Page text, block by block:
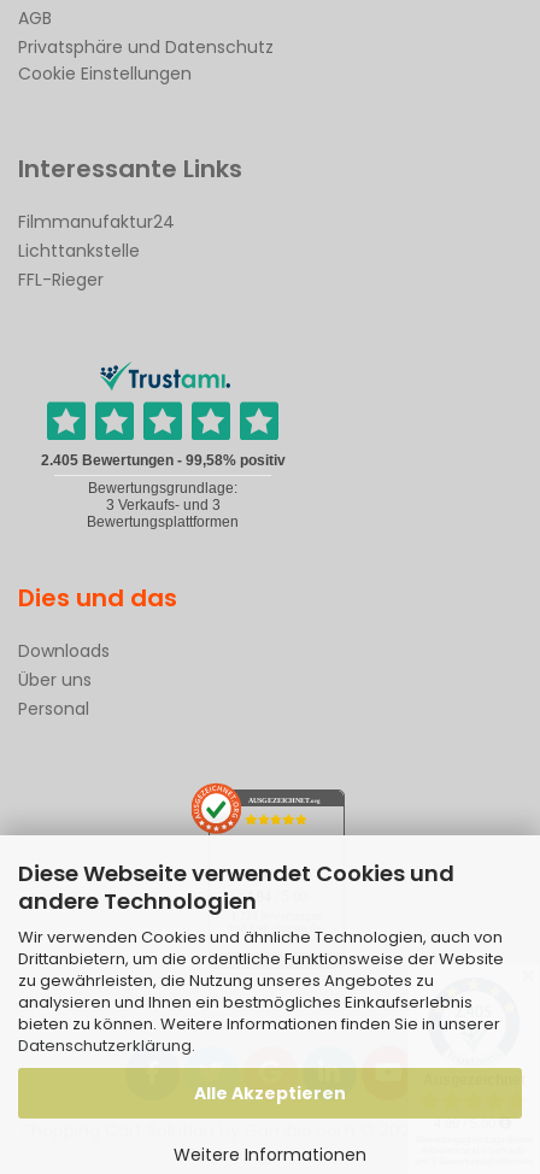
Diese Webseite verwendet Cookies und
andere Technologien
Wir verwenden Cookies und ähnliche Technologien, auch von
Drittanbietern, um die ordentliche Funktionsweise der Website
zu gewährleisten, die Nutzung unseres Angebotes zu
analysieren und Ihnen ein bestmögliches Einkaufserlebnis
bieten zu können. Weitere Informationen finden Sie in unserer
Datenschutzerklärung.
Alle Akzeptieren
Weitere Informationen
AGB
Privatsphäre und Datenschutz
Cookie Einstellungen
Interessante Links
Filmmanufaktur24
Lichttankstelle
FFL-Rieger
Dies und das
Downloads
Über uns
Personal
AUSGEZEICHNET.org
SEHR GUT
4.94
ebay.de
Hinweis zu den Bewertungen
vonJungCreative.